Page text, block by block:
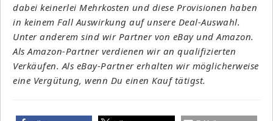
dabei keinerlei Mehrkosten und diese Provisionen haben
in keinem Fall Auswirkung auf unsere Deal-Auswahl.
Unter anderem sind wir Partner von eBay und Amazon.
Als Amazon-Partner verdienen wir an qualifizierten
Verkäufen. Als eBay-Partner erhalten wir möglicherweise
eine Vergütung, wenn Du einen Kauf tätigst.